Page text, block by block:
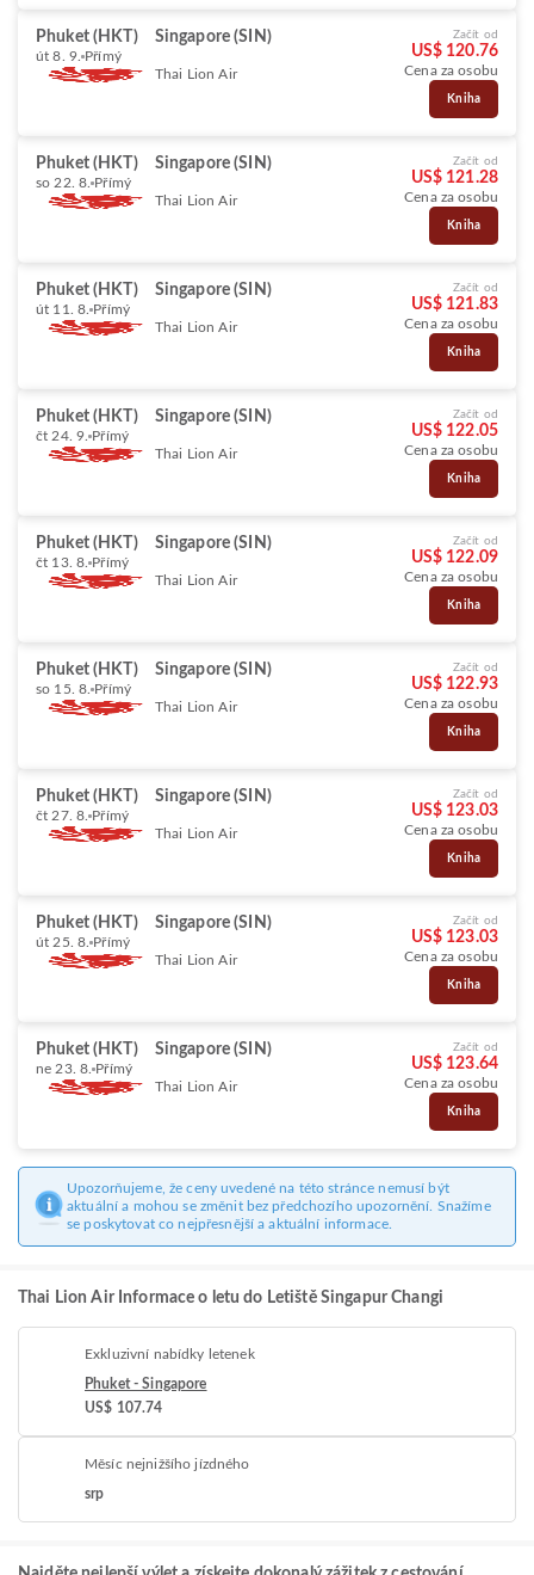
Phuket (HKT) Singapore (SIN)
út 8. 9. Přímý
Thai Lion Air
Začít od
US$ 120.76
Cena za osobu
Kniha
Phuket (HKT) Singapore (SIN)
so 22. 8. Přímý
Thai Lion Air
Začít od
US$ 121.28
Cena za osobu
Kniha
Phuket (HKT) Singapore (SIN)
út 11. 8. Přímý
Thai Lion Air
Začít od
US$ 121.83
Cena za osobu
Kniha
Phuket (HKT) Singapore (SIN)
čt 24. 9. Přímý
Thai Lion Air
Začít od
US$ 122.05
Cena za osobu
Kniha
Phuket (HKT) Singapore (SIN)
čt 13. 8. Přímý
Thai Lion Air
Začít od
US$ 122.09
Cena za osobu
Kniha
Phuket (HKT) Singapore (SIN)
so 15. 8. Přímý
Thai Lion Air
Začít od
US$ 122.93
Cena za osobu
Kniha
Phuket (HKT) Singapore (SIN)
čt 27. 8. Přímý
Thai Lion Air
Začít od
US$ 123.03
Cena za osobu
Kniha
Phuket (HKT) Singapore (SIN)
út 25. 8. Přímý
Thai Lion Air
Začít od
US$ 123.03
Cena za osobu
Kniha
Phuket (HKT) Singapore (SIN)
ne 23. 8. Přímý
Thai Lion Air
Začít od
US$ 123.64
Cena za osobu
Kniha
Upozorňujeme, že ceny uvedené na této stránce nemusí být
aktuální a mohou se změnit bez předchozího upozornění. Snažíme
se poskytovat co nejpřesnější a aktuální informace.
Thai Lion Air Informace o letu do Letiště Singapur Changi
Exkluzivní nabídky letenek
Phuket - Singapore
US$ 107.74
Měsíc nejnižšího jízdného
srp